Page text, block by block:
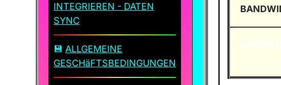
✨
INTEGRIEREN - DATEN
SYNC
💾 ALLGEMEINE
GESCHäFTSBEDINGUNGEN